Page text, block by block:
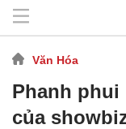
Văn Hóa
Phanh
của